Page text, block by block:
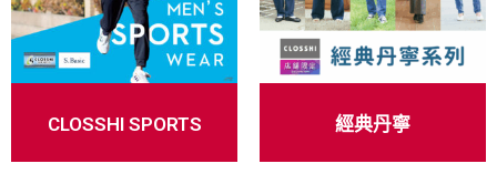
CLOSSHI SPORTS 經典丹寧